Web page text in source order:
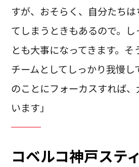
すが、おそらく、自分たち
てしまうときもあるので。
とも大事になってきます。そ
チームとしてしっかり我慢し
のことにフォーカスすれば
います」
コベルコ神戸ステ